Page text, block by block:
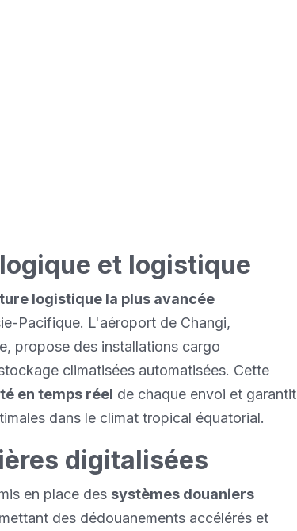
et logistique
logistique la plus avancée
Pacifique. L'aéroport de Changi,
propose des installations cargo
climatisées automatisées. Cette
en temps réel de chaque envoi et garantit
dans le climat tropical équatorial.
digitalisées
en place des systèmes douaniers
des dédouanements accélérés et